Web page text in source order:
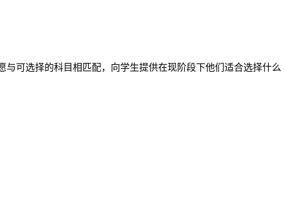
与可选择的科目相匹配，向学生提供在现阶段下他们适合选择什么